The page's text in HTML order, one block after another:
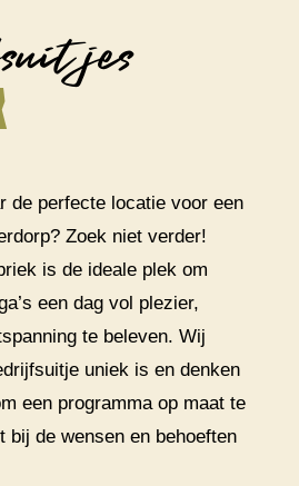
jes
de perfecte locatie voor een
Zoek niet verder!
is de ideale plek om
een dag vol plezier,
te beleven. Wij
uniek is en denken
een programma op maat te
bij de wensen en behoeften